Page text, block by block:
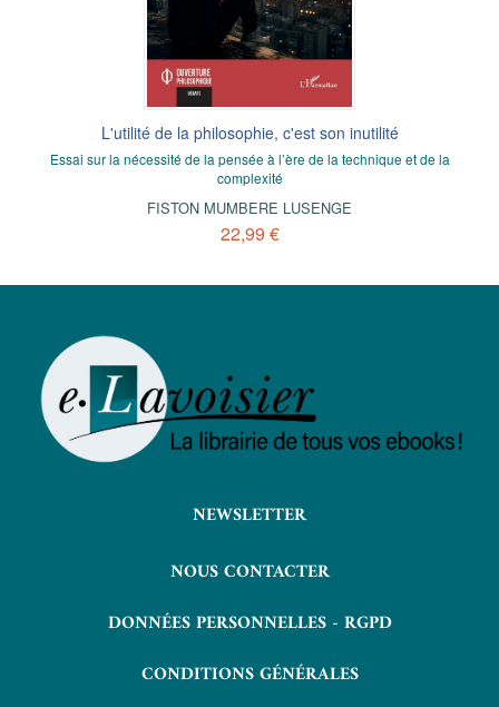
L'utilité de la philosophie, c'est son inutilité
Essai sur la nécessité de la pensée à l’ère de la technique et de la
complexité
FISTON MUMBERE LUSENGE
22,99 €
NEWSLETTER
NOUS CONTACTER
DONNÉES PERSONNELLES - RGPD
CONDITIONS GÉNÉRALES